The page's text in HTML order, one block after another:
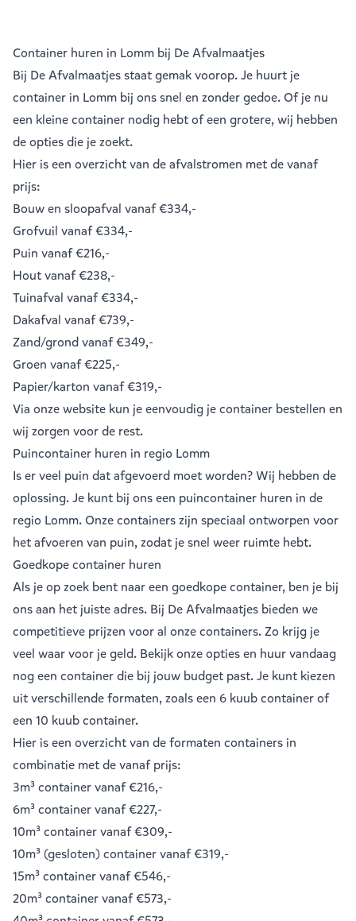
Container huren in Lomm bij De Afvalmaatjes
Bij De Afvalmaatjes staat gemak voorop. Je huurt je
container in Lomm bij ons snel en zonder gedoe. Of je nu
een kleine container nodig hebt of een grotere, wij hebben
de opties die je zoekt.
Hier is een overzicht van de afvalstromen met de vanaf
prijs:
Bouw en sloopafval vanaf €334,-
Grofvuil vanaf €334,-
Puin vanaf €216,-
Houtvanaf €238,-
Tuinafval vanaf €334,-
Dakafval vanaf €739,-
Zand/grondvanaf €349,-
Groen vanaf €225,-
Papier/karton vanaf €319,-
Via onze website kun je eenvoudig jecontainer bestellen en
wij zorgen voor de rest.
Puincontainer huren in regio Lomm
Is er veel puin dat afgevoerd moet worden? Wij hebben de
oplossing. Je kunt bij ons een puincontainer huren in de
regio Lomm. Onze containers zijn speciaal ontworpen voor
het afvoeren van puin, zodat je snel weer ruimte hebt.
Goedkope container huren
Als je op zoek bent naar een goedkope container, ben je bij
ons aan het juiste adres. Bij De Afvalmaatjes bieden we
competitieve prijzen voor al onze containers. Zo krijg je
veel waar voor je geld. Bekijk onze opties en huur vandaag
nog een container die bij jouw budget past. Je kunt kiezen
uit verschillende formaten, zoals een 6 kuub containerof
een 10 kuub container.
Hier is een overzicht van de formaten containers in
combinatie met de vanaf prijs:
3m³ containervanaf €216,-
6m³ containervanaf €227,-
10m³ containervanaf €309,-
10m³ (gesloten) containervanaf €319,-
15m³ containervanaf €546,-
20m³ containervanaf €573,-